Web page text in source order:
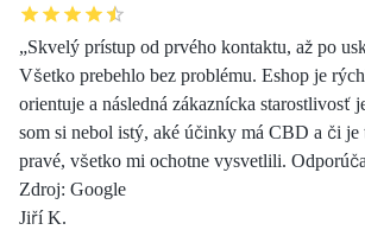
„Skvelý prístup od prvého kontaktu, až po
Všetko prebehlo bez problému. Eshop je
orientuje a následná zákaznícka starostlivosť
som si nebol istý, aké účinky má CBD a či je
pravé, všetko mi ochotne vysvetlili.
Zdroj: Google
Jiří K.